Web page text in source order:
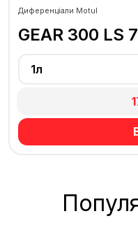
Диференціали Motul
GEAR 300 LS
1л